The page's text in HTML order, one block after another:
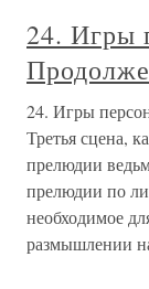
24. Игры
24. Игры
Третья сцена,
прелюдии
прелюдии по
необходимое
размышлении